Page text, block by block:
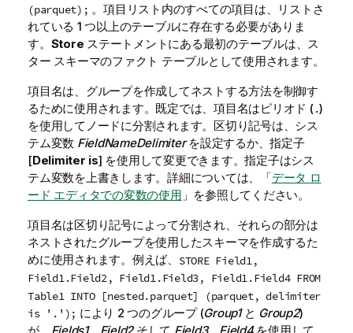
(parquet); 。項目リスト内のすべての項目は、リストさ
れている 1 つ以上のテーブルに存在する必要がありま
す。 Store ステートメントにある最初のテーブルは、ス
ター スキーマのファクト テーブルとして使用されます。
項目名は、グループを作成してネストする方法を制御す
るために使用されます。既定では、項目名はピリオド (.)
を使用してノードに分割されます。区切り記号は、シス
テム変数 FieldNameDelimiterを設定するか、指定子
[Delimiter is] を使用して変更できます。指定子はシス
テム変数を上書きします。 詳細については、「データ ロ
ード エディタでの変数の使用 」を参照してください。
項目名は区切り記号によって分割され、それらの部分は
ネストされたグループを使用したスキーマを作成するた
めに使用されます。例えば、 STORE Field1,
Field1.Field2, Field1.Field3, Field1.Field4 FROM
Table1 INTO [nested.parquet] (parquet, delimiter
is '.'); により 2 つのグループ (Group1と Group2)